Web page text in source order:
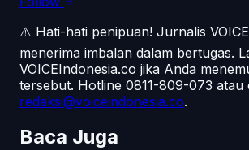
⚠️ Hati-hati penipuan! Jurnalis
menerima imbalan dalam bertugas.
VOICEIndonesia.co jika Anda
tersebut. Hotline 0811-809-073 atau
redaksi@voiceindonesia.co.
Baca Juga